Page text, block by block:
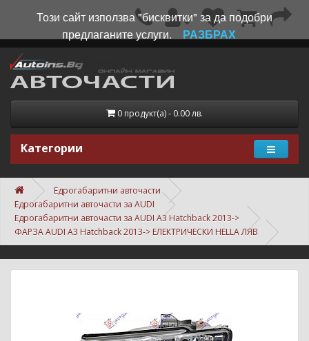
0 продукт(а) - 0.00 лв.
Категории
Едрогабаритни авточасти
Едрогабаритни авточасти за AUDI
Едрогабаритни авточасти за AUDI A3 Hatchback 2013->
ФАРЗА AUDI A3 Hatchback 2013-> ЕЛЕКТРИЧЕСКИ HELLA ЛЯВ
Този сайт използва "бисквитки" за да подобри
предлаганите услуги.
РАЗБРАХ